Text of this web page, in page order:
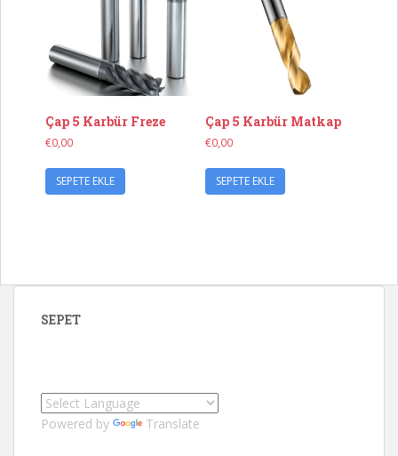
Çap 5 Karbür Freze
€0,00
SEPETE EKLE
Çap 5 Karbür Matkap
€0,00
SEPETE EKLE
SEPET
Powered by Translate